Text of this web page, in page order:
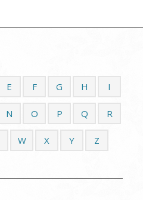
E F G H I
N O P Q R
W X Y Z